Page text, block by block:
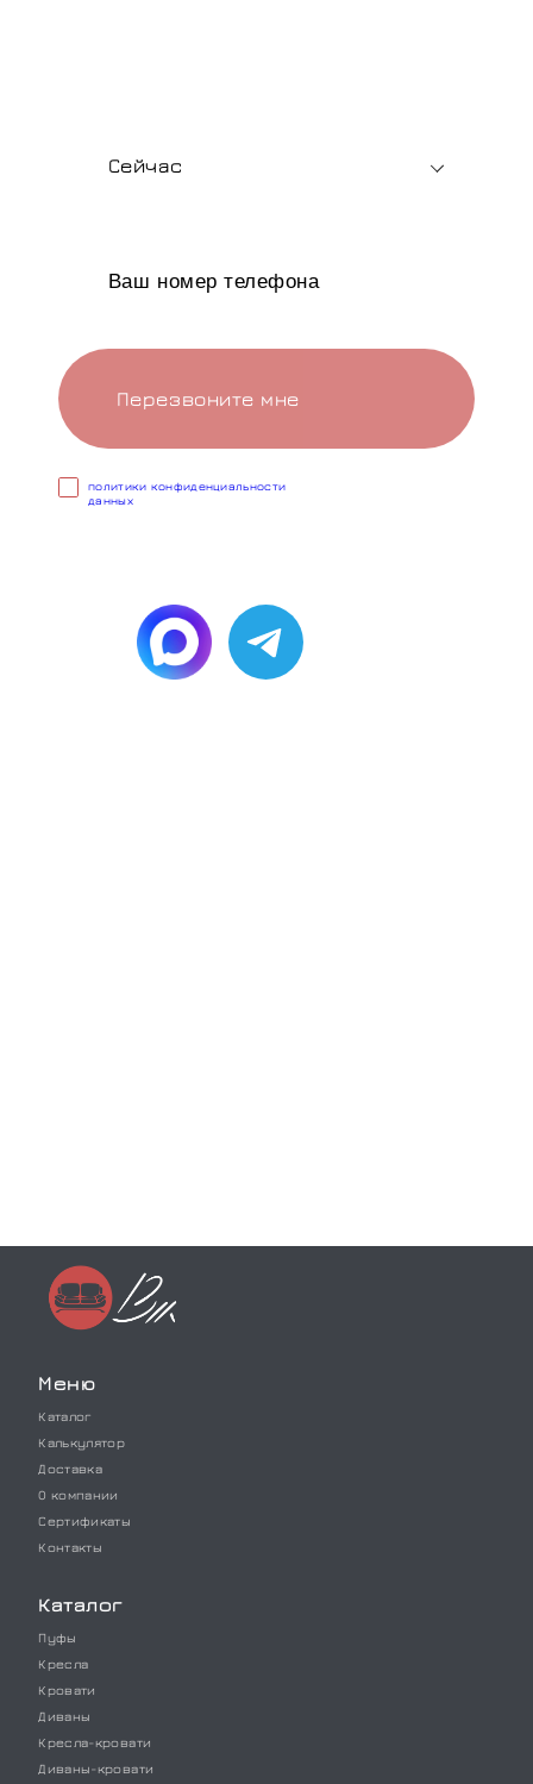
Сейчас
Перезвоните мне
политики конфиденциальности
данных
Меню
Каталог
Калькулятор
Доставка
О компании
Сертификаты
Контакты
Каталог
Пуфы
Кресла
Кровати
Диваны
Кресла-кровати
Диваны-кровати